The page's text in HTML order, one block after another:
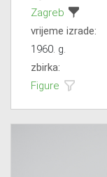
Zagreb
vrijeme izrade:
1960. g.
zbirka:
Figure